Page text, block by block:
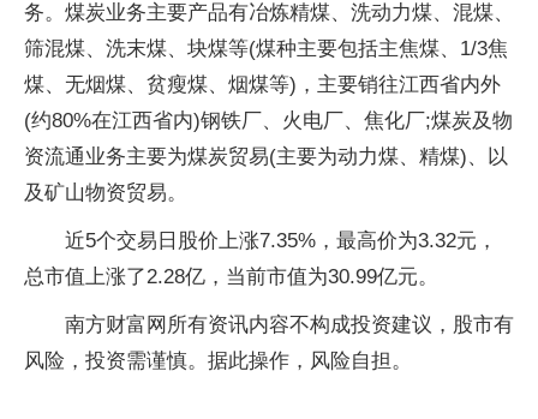
务。煤炭业务主要产品有冶炼精煤、洗动力煤、混煤、
筛混煤、洗末煤、块煤等(煤种主要包括主焦煤、1/3焦
煤、无烟煤、贫瘦煤、烟煤等)，主要销往江西省内外
(约80%在江西省内)钢铁厂、火电厂、焦化厂;煤炭及物
资流通业务主要为煤炭贸易(主要为动力煤、精煤)、以
及矿山物资贸易。
近5个交易日股价上涨7.35%，最高价为3.32元，
总市值上涨了2.28亿，当前市值为30.99亿元。
南方财富网所有资讯内容不构成投资建议，股市有
风险，投资需谨慎。据此操作，风险自担。